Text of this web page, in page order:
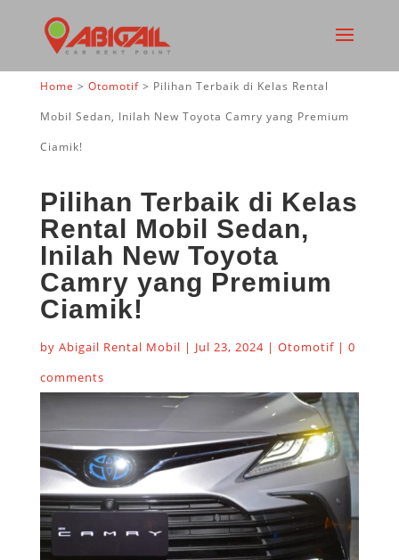
Home > Otomotif> Pilihan Terbaik di Kelas Rental
Mobil Sedan, Inilah New Toyota Camry yang Premium
Ciamik!
Pilihan Terbaik di Kelas
Rental Mobil Sedan,
Inilah New Toyota
Camry yang Premium
Ciamik!
by Abigail Rental Mobil | Jul 23, 2024| Otomotif| 0
comments